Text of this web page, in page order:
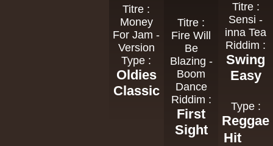
Titre :
Money
For Jam -
Version
Type :
Oldies
Classic
Titre :
Fire Will
Be
Blazing -
Boom
Dance
Riddim :
First
Sight
Titre :
Sensi -
inna Tea
Riddim :
Swing
Easy
Type :
Reggae
Hit